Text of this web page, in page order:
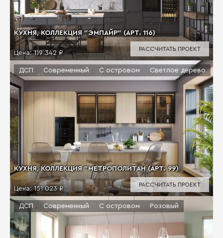
КУХНЯ, КОЛЛЕКЦИЯ "ЭМПАЙР" (АРТ. 116)
Цена:119 342 ₽
РАССЧИТАТЬ ПРОЕКТ
КУХНЯ, КОЛЛЕКЦИЯ "МЕТРОПОЛИТАН (АРТ. 99)
Цена:151 023 ₽
ДСП Современный С островом Светлое дерево
РАССЧИТАТЬ ПРОЕКТ
ДСП Современный С островом Розовый